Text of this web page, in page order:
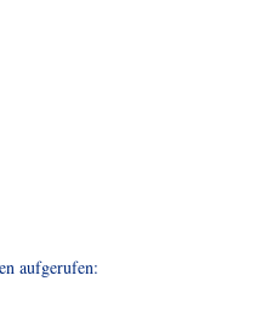
aufgerufen: